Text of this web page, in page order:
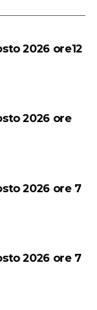
marina Caretta
Torvaianica e
2026 ore12
2026 ore
2026 ore 7
2026 ore 7